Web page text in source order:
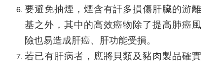
要避免抽煙，煙含有訐多損傷肝臟的游離
基之外，其中的高效癌物除了提高肺癌風
險也易造成肝癌、肝功能受損。
若已有肝病者，應將貝類及豬肉製品確實